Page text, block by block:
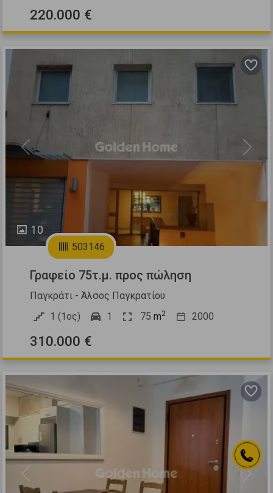
220.000 €
10
Previous Next
503146
Γραφείο 75τ.μ. προς πώληση
Παγκράτι - Άλσος Παγκρατίου
1 (1ος)
1 75 m2 2000
310.000 €
Previous